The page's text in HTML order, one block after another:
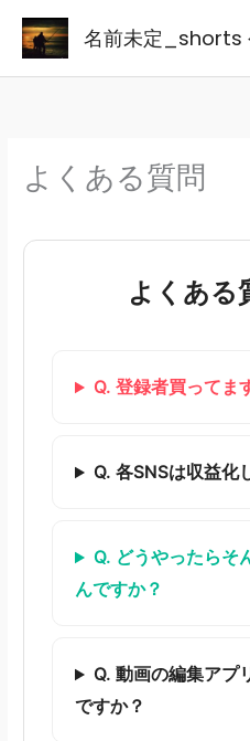
名前未定_shorts
よくある質問
よくある
Q. 登録者買ってま
Q. 各SNSは収益化
Q. どうやったらそ
んですか？
Q. 動画の編集アプ
ですか？